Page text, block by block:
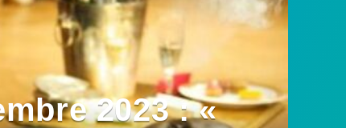
2023 : «